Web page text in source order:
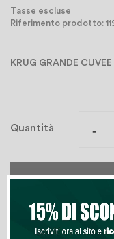
Tasse escluse
Riferimento prodotto:
KRUG GRANDE CUVEE
Quantità
Lista Dei